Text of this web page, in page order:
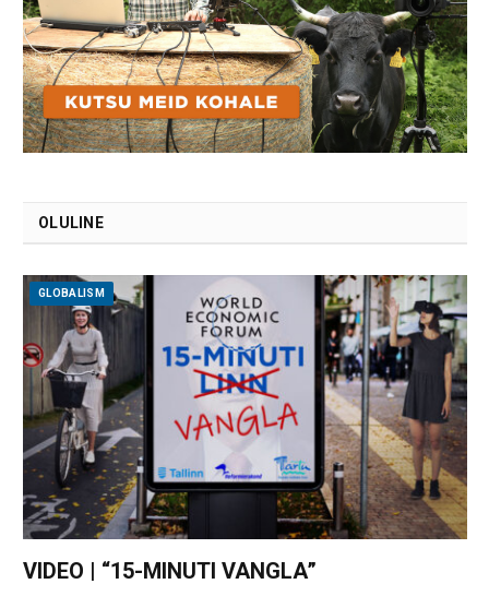
OLULINE
GLOBALISM
VIDEO | “15-MINUTI VANGLA”